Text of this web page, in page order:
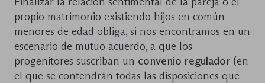
propio matrimonio existiendo hijos en común
menores de edad obliga, si nos encontramos en un
escenario de mutuo acuerdo, a que los
progenitores suscriban un convenio regulador (en
el que se contendrán todas las disposiciones que